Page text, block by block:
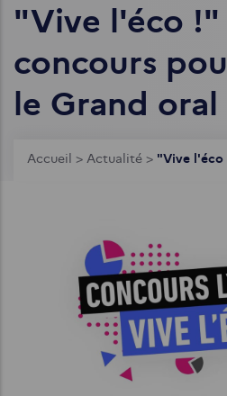
"Vive l'éco !"
concours
le Grand oral
Fil
Accueil > Actualité >